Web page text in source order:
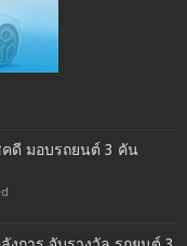
คดี มอบรถยนต์ 3 คัน